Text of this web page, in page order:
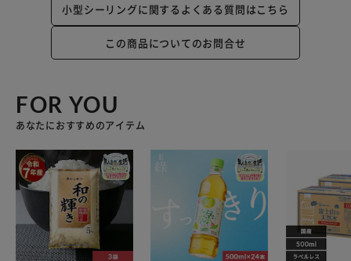
小型シーリングに関するよくある質問はこちら
この商品についてのお問合せ
FOR YOU
あなたにおすすめのアイテム